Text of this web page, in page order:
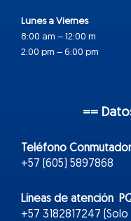
Lunes a Viernes
8:00 am – 12:00 m
2:00 pm – 6:00 pm
==
Teléfono
+57 (605) 5897868
Líneas de atención
+57 3182817247 (Solo